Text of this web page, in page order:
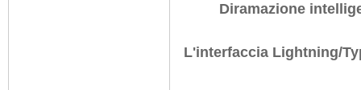
Diramazione
L'interfaccia Lightning/